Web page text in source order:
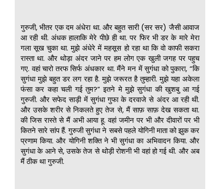
गुरुजी, भीतर एक दम अंधेरा था. और बहुत सारी (सर सर) जैसी आवाज
आ रही थी. अंधक हालाकि मेरे पीछे ही था. पर फिर भी डर के मारे मेरा
गला सूख चुका था. मुझे अंधेरे में महसूस हो रहा था कि वो काफी सकरा
रास्ता था. और थोड़ा अंदर जाने पर हम लोग एक खुली जगह पर पहुच
गए. वहां चारो तरफ सिर्फ अंधकार था. मैंने मन में सुगंधा को पुकारा, “कि
सुगंधा मुझे बहुत डर लग रहा है. मुझे जरूरत है तुम्हारी. मुझे यहा अकेला
फंसा कर कहा चली गई तुम?” इतने मे मुझे सुगंधा की खुशबु आ गई
गुरुजी. और सफेद साड़ी में सुगंधा गुफा के दरवाजे से अंदर आ रही थी.
और उसके शरीर से निकलते हुए तेज से, मैं साफ़ साफ़ देख सकता था.
की जिस रास्ते से मैं अभी आया हू. वहां जमीन पर भी और दीवारों पर भी
कितने सारे सांप हैं. गुरुजी सुगंधा ने सबसे पहले योगिनी माता को झुक कर
प्रणाम किया. और योगिनी शक्ति ने भी सुगंधा का अभिवादन किया. और
सुगंधा के आने से, उसके तेज से थोड़ी रोशनी भी वहां हो गई थी. और अब
मैं ठीक था गुरुजी.